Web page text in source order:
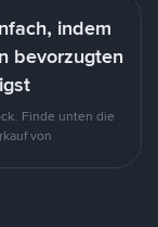
indem
bevorzugten
Finde unten die
von